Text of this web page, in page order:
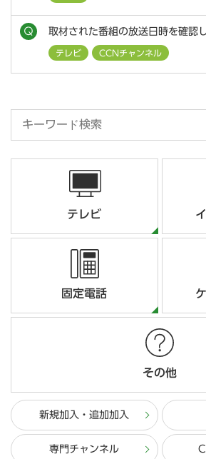
取材された番組の放送日時を確認し
テレビ CCNチャンネル
テレビ
固定電話
その他
新規加入・追加加入
専門チャンネル